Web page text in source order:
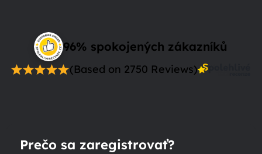
96% spokojených zákazníků
(Based on 2750 Reviews)
Prečo sa zaregistrovať?